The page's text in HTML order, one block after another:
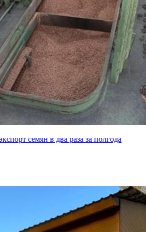
семян в два раза за полгода